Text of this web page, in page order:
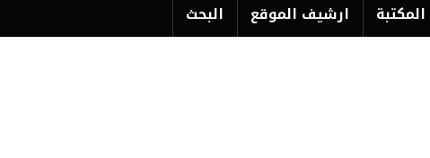
المكتبة ارشیف الموقع البحث